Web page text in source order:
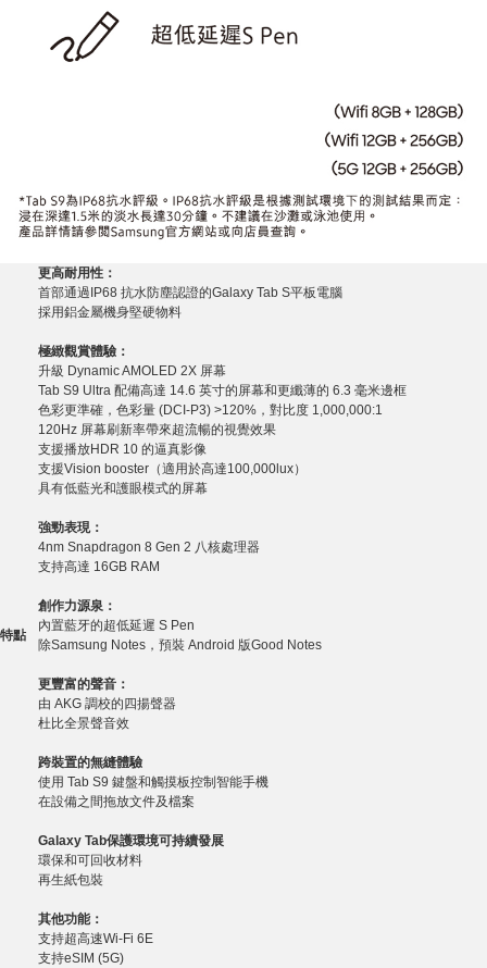
特點
更高耐用性：
首部通過IP68 抗水防塵認證的Galaxy Tab S平板電腦
採用鋁金屬機身堅硬物料
極緻觀賞體驗：
升級 Dynamic AMOLED 2X 屏幕
Tab S9 Ultra 配備高達 14.6 英寸的屏幕和更纖薄的 6.3 毫米邊框
色彩更準確，色彩量 (DCI-P3) >120%，對比度 1,000,000:1
120Hz 屏幕刷新率帶來超流暢的視覺效果
支援播放HDR 10 的逼真影像
支援Vision booster（適用於高達100,000lux）
具有低藍光和護眼模式的屏幕
強勁表現：
4nm Snapdragon 8 Gen 2 八核處理器
支持高達 16GB RAM
創作力源泉：
內置藍牙的超低延遲 S Pen
除Samsung Notes，預裝 Android 版Good Notes
更豐富的聲音：
由 AKG 調校的四揚聲器
杜比全景聲音效
跨裝置的無縫體驗
使用 Tab S9 鍵盤和觸摸板控制智能手機
在設備之間拖放文件及檔案
Galaxy Tab保護環境可持續發展
環保和可回收材料
再生紙包裝
其他功能：
支持超高速Wi-Fi 6E
支持eSIM (5G)